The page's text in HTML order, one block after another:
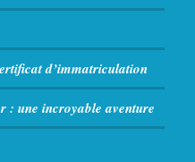
d’immatriculation
: une incroyable aventure